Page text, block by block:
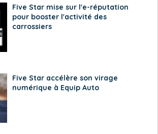
Five Star mise sur l'e-réputation
pour booster l'activité des
carrossiers
Five Star accélère son virage
numérique à Equip Auto